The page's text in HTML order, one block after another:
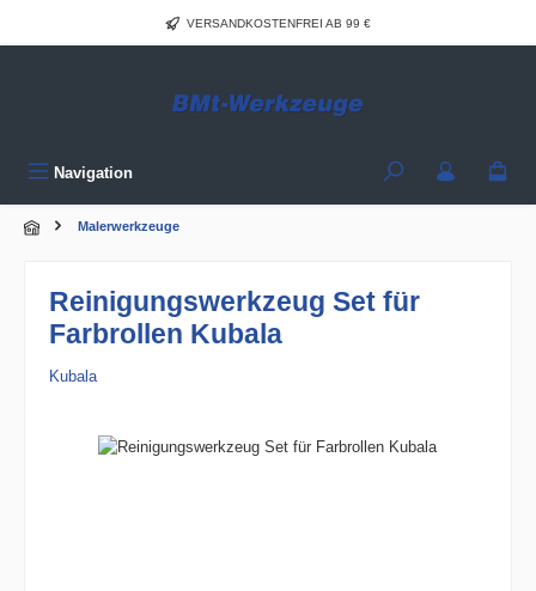
Zum Hauptinhalt springenVERSANDKOSTENFREI AB 99 €
Navigation
Malerwerkzeuge
Reinigungswerkzeug Set für
Farbrollen Kubala
Kubala
Bildergalerie überspringen